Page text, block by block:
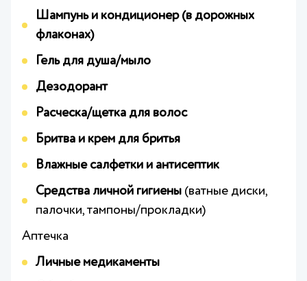
Шампунь и кондиционер (в дорожных
флаконах)
Гель для душа/мыло
Дезодорант
Расческа/щетка для волос
Бритва и крем для бритья
Влажные салфетки и антисептик
Средства личной гигиены (ватные диски,
палочки, тампоны/прокладки)
Аптечка
Личные медикаменты